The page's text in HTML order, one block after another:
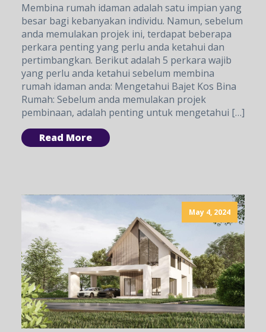
Membina rumah idaman adalah satu impian yang
besar bagi kebanyakan individu. Namun, sebelum
anda memulakan projek ini, terdapat beberapa
perkara penting yang perlu anda ketahui dan
pertimbangkan. Berikut adalah 5 perkara wajib
yang perlu anda ketahui sebelum membina
rumah idaman anda: Mengetahui Bajet Kos Bina
Rumah: Sebelum anda memulakan projek
pembinaan, adalah penting untuk mengetahui […]
Read More
May 4, 2024